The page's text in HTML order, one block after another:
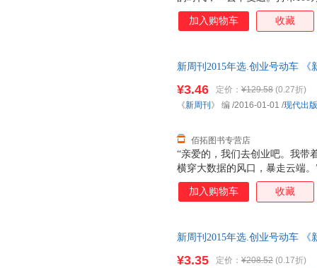
榜……（《中国有多贵》）日
球调到振动模式、经济调到通
悦父母、两位肇事司机的行为
的痛苦》）2011《新周刊》，
有多贵、我们如何安慰自己、
加入购物车 收藏
新周刊2015年选.创业号动车 《
“亲爱的，我们去创业吧。我带
横穿大数据的风口，暴走云端
业的季节，空气里到处都是钱
法判断这轮行情到底能到多少
商人，我不想玩政治，我不想
¥3.46 定价： ¥129.58 (0.27折)
佰拓图书专营店
《新周刊 》 编 /2016-01-01 /现代出
加入购物车 收藏
新周刊2015年选.创业号动车
¥3.35 定价： ¥208.52 (0.17折)